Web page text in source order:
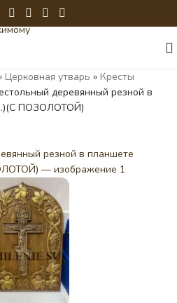
Церковная утварь » Кресты
деревянный резной в
ПОЗОЛОТОЙ)